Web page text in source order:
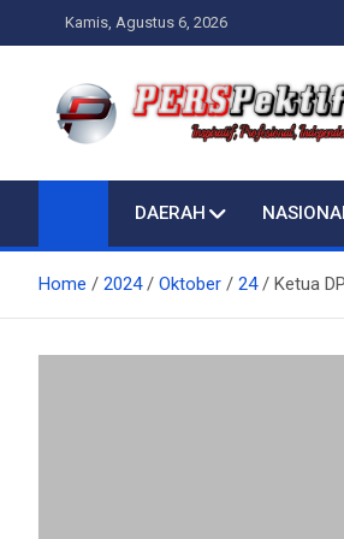
to
Kamis, Agustus 6, 2026
DAERAH
Home 2024 Oktober 24 Ketua